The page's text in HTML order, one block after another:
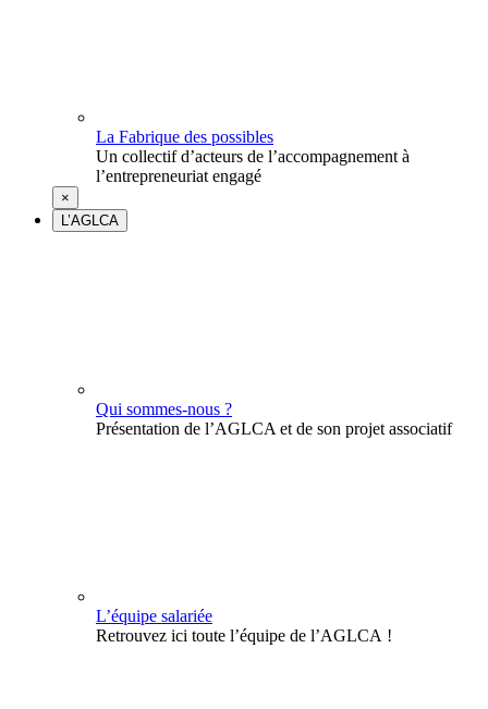
La Fabrique des possibles
Un collectif d’acteurs de l’accompagnement à
l’entrepreneuriat engagé
×
L’AGLCA
Qui sommes-nous ?
Présentation de l’AGLCA et de son projet associatif
L’équipe salariée
Retrouvez ici toute l’équipe de l’AGLCA !